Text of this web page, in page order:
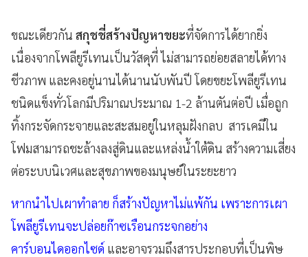
ขณะเดียวกัน สกุชชี่สร้างปัญหาขยะที่จัดการได้ยากยิ่ง
เนื่องจากโพลียูรีเทนเป็นวัสดุที่ ไม่สามารถย่อยสลายได้ทาง
ชีวภาพ และคงอยู่นานได้นานนับพันปี โดยขยะโพลียูรีเทน
ชนิดแข็งทั่วโลกมีปริมาณประมาณ 1-2 ล้านตันต่อปี เมื่อถูก
ทิ้งกระจัดกระจายและสะสมอยู่ในหลุมฝังกลบ สารเคมีใน
โฟมสามารถชะล้างลงสู่ดินและแหล่งน้ำใต้ดิน สร้างความเสี่ยง
ต่อระบบนิเวศและสุขภาพของมนุษย์ในระยะยาว
หากนำไปเผาทำลาย ก็สร้างปัญหาไม่แพ้กัน เพราะการเผา
โพลียูรีเทนจะปล่อยก๊าซเรือนกระจกอย่าง
คาร์บอนไดออกไซด์ และอาจรวมถึงสารประกอบที่เป็นพิษ